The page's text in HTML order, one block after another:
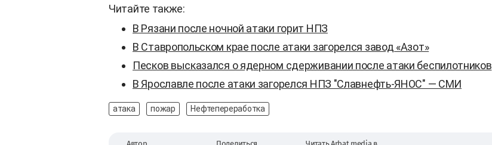
Читайте также:
В Рязани после ночной атаки горит НПЗ
В Ставропольском крае после атаки загорелся завод «Азот»
Песков высказался о ядерном сдерживании после атаки беспилотников
В Ярославле после атаки загорелся НПЗ "Славнефть-ЯНОС" — СМИ
атака пожар Нефтепереработка